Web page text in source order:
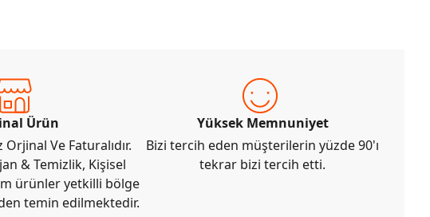
Ürün
Ve Faturalıdır.
& Temizlik, Kişisel
ürünler yetkilli bölge
temin edilmektedir.
Yüksek Memnuniyet
Bizi tercih eden müşterilerin yüzde 90'ı
tekrar bizi tercih etti.